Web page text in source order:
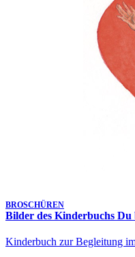
BROSCHÜREN
Bilder des Kinderbuchs Du
Kinderbuch zur Begleitung